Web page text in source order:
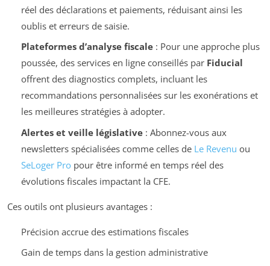
réel des déclarations et paiements, réduisant ainsi les
oublis et erreurs de saisie.
Plateformes d’analyse fiscale: Pour une approche plus
poussée, des services en ligne conseillés par Fiducial
offrent des diagnostics complets, incluant les
recommandations personnalisées sur les exonérations et
les meilleures stratégies à adopter.
Alertes et veille législative: Abonnez-vous aux
newsletters spécialisées comme celles de Le Revenu ou
SeLoger Propour être informé en temps réel des
évolutions fiscales impactant la CFE.
Ces outils ont plusieurs avantages :
Précision accrue des estimations fiscales
Gain de temps dans la gestion administrative